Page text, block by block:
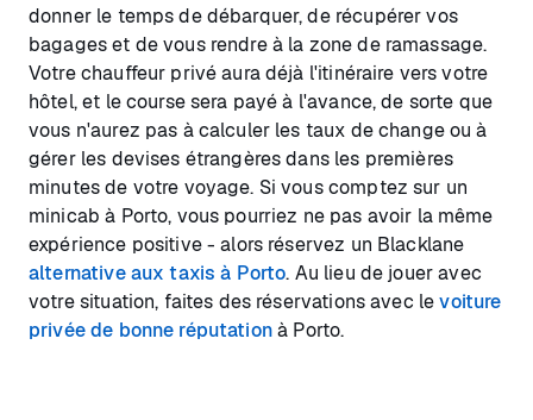
donner le temps de débarquer, de récupérer vos
bagages et de vous rendre à la zone de ramassage.
Votre chauffeur privé aura déjà l'itinéraire vers votre
hôtel, et le course sera payé à l'avance, de sorte que
vous n'aurez pas à calculer les taux de change ou à
gérer les devises étrangères dans les premières
minutes de votre voyage. Si vous comptez sur un
minicab à Porto, vous pourriez ne pas avoir la même
expérience positive - alors réservez un Blacklane
alternative aux taxis à Porto. Au lieu de jouer avec
votre situation, faites des réservations avec levoiture
privée de bonne réputationà Porto.